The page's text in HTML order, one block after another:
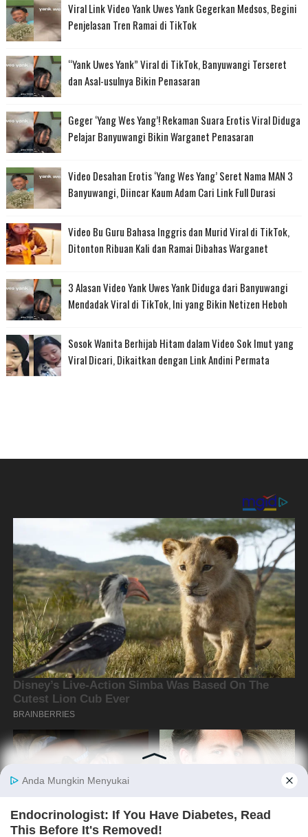
Viral Link Video Yank Uwes Yank Gegerkan Medsos, Begini
Penjelasan Tren Ramai di TikTok
“Yank Uwes Yank” Viral di TikTok, Banyuwangi Terseret
dan Asal-usulnya Bikin Penasaran
Geger ‘Yang Wes Yang’! Rekaman Suara Erotis Viral Diduga
Pelajar Banyuwangi Bikin Warganet Penasaran
Video Desahan Erotis ‘Yang Wes Yang’ Seret Nama MAN 3
Banyuwangi, Diincar Kaum Adam Cari Link Full Durasi
Video Bu Guru Bahasa Inggris dan Murid Viral di TikTok,
Ditonton Ribuan Kali dan Ramai Dibahas Warganet
3 Alasan Video Yank Uwes Yank Diduga dari Banyuwangi
Mendadak Viral di TikTok, Ini yang Bikin Netizen Heboh
Sosok Wanita Berhijab Hitam dalam Video Sok Imut yang
Viral Dicari, Dikaitkan dengan Link Andini Permata